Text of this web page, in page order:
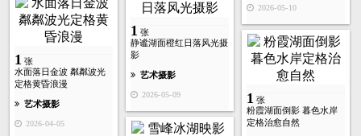
2026-05-10
1 张
静谧湖面橙红日落风光摄
影
艺术摄影
2026-05-09
1 张
水面落日金波 粼粼波光
定格黄昏浪漫
艺术摄影
2026-04-05
1 张
粉霞湖面倒影 暮色水岸
定格治愈自然